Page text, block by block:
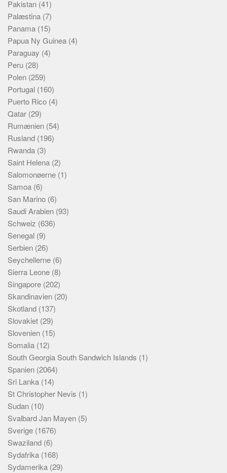
Pakistan (41)
Palæstina (7)
Panama (15)
Papua Ny Guinea (4)
Paraguay (4)
Peru (28)
Polen (259)
Portugal (160)
Puerto Rico (4)
Qatar (29)
Rumænien (54)
Rusland (196)
Rwanda (3)
Saint Helena (2)
Salomonøerne (1)
Samoa (6)
San Marino (6)
Saudi Arabien (93)
Schweiz (636)
Senegal (9)
Serbien (26)
Seychellerne (6)
Sierra Leone (8)
Singapore (202)
Skandinavien (20)
Skotland (137)
Slovakiet (29)
Slovenien (15)
Somalia (12)
South Georgia South Sandwich Islands (1)
Spanien (2064)
Sri Lanka (14)
St Christopher Nevis (1)
Sudan (10)
Svalbard Jan Mayen (5)
Sverige (1676)
Swaziland (6)
Sydafrika (168)
Sydamerika (29)